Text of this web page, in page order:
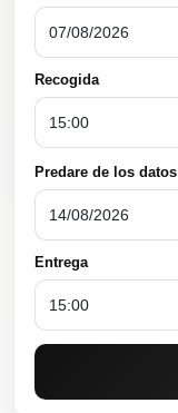
Recogida
Predare de los datos
Entrega